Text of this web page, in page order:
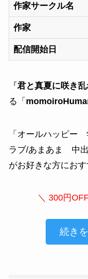
作家サークル名
作家
配信開始日
『君と真夏に咲き
る「
「 オールハッピ
ラブ/あまあま 中
がお好きな方におす
＼ 300円
続き